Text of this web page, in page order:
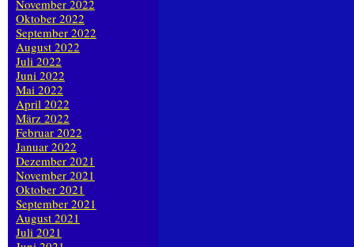
November 2022
Oktober 2022
September 2022
August 2022
Juli 2022
Juni 2022
Mai 2022
April 2022
März 2022
Februar 2022
Januar 2022
Dezember 2021
November 2021
Oktober 2021
September 2021
August 2021
Juli 2021